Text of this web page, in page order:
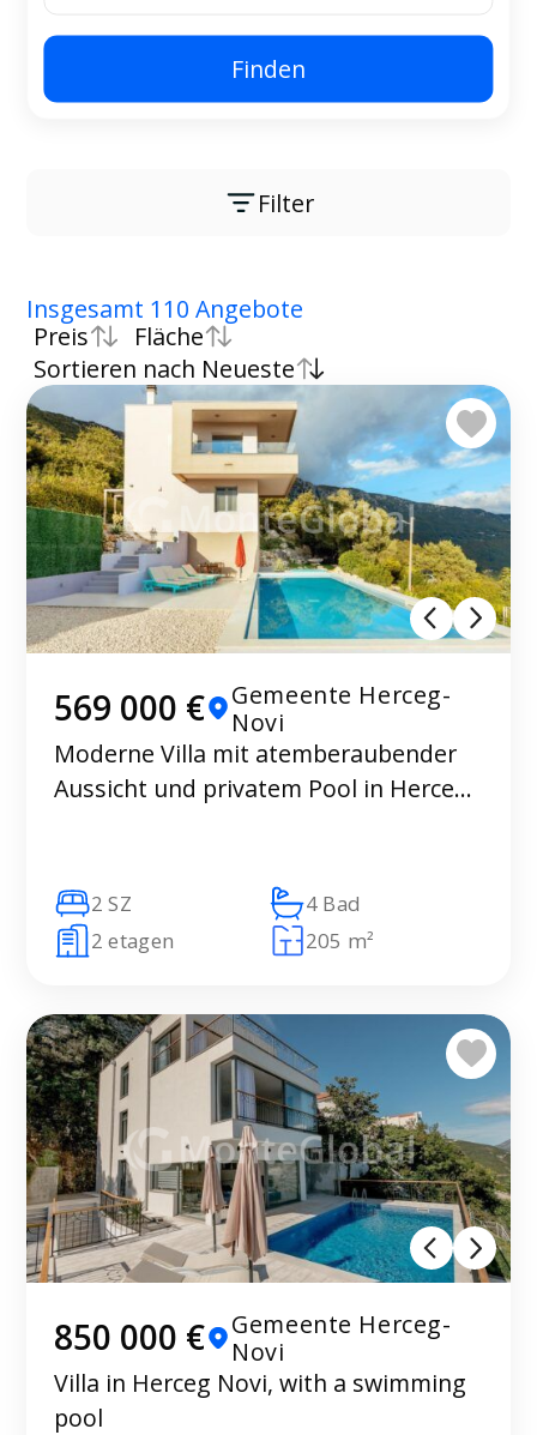
Finden
Filter
Insgesamt 110 Angebote
Preis
Fläche
Sortieren nach Neueste
569 000 €
Gemeente Herceg-
Novi
Moderne Villa mit atemberaubender
Aussicht und privatem Pool in Herceg
2 SZ
4 Bad
2 etagen
205 m²
850 000 €
Gemeente Herceg-
Novi
Villa in Herceg Novi, with a swimming
pool